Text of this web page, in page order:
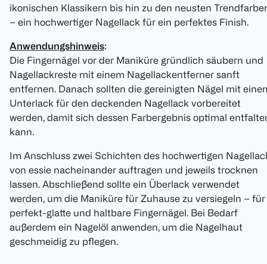
ikonischen Klassikern bis hin zu den neusten
– ein hochwertiger Nagellack für ein perfektes Finish.
Anwendungshinweis:
Die Fingernägel vor der Maniküre gründlich säubern und
Nagellackreste mit einem Nagellackentferner sanft
entfernen. Danach sollten die gereinigten Nägel mit
Unterlack für den deckenden Nagellack vorbereitet
werden, damit sich dessen Farbergebnis optimal
kann.
Im Anschluss zwei Schichten des hochwertigen
von essie nacheinander auftragen und jeweils trocknen
lassen. Abschließend sollte ein Überlack verwendet
werden, um die Maniküre für Zuhause zu versiegeln – für
perfekt-glatte und haltbare Fingernägel. Bei Bedarf
außerdem ein Nagelöl anwenden, um die Nagelhaut
geschmeidig zu pflegen.